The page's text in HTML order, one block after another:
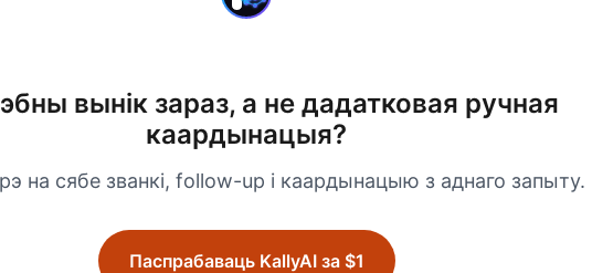
вынік зараз, а не дадатковая ручная
каардынацыя?
на сябе званкі, follow-up і каардынацыю з аднаго запыту.
Паспрабаваць KallyAI за $1